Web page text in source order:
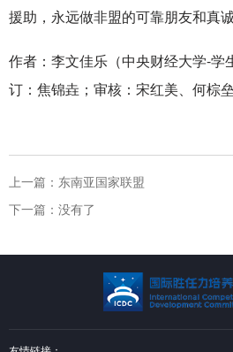
援助，永远做非盟的可靠朋友和真
作者：李文佳乐（中央财经大学-学
订：焦锦垚； 审核：宋红美、何棕垒
上一篇： 东南亚国家联盟
下一篇： 没有了